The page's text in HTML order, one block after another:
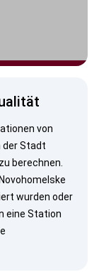
von
der Stadt
berechnen.
wurden oder
eine Station